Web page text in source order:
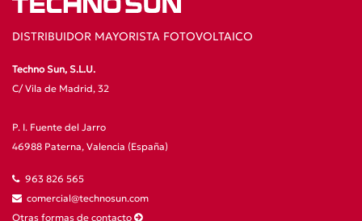
DISTRIBUIDOR MAYORISTA FOTOVOLTAICO
Techno Sun, S.L.U.
C/ Vila de Madrid, 32
P. I. Fuente del Jarro
46988 Paterna, Valencia (España)
963 826 565
comercial@technosun.com
Otras formas de contacto